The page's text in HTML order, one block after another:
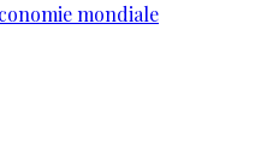
mondiale